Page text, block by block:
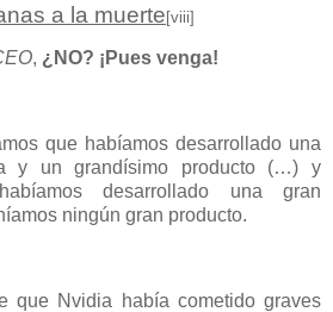
a la muerte[viii]
, ¿NO? ¡Pues venga!
que habíamos desarrollado una
y un grandísimo producto (…) y
desarrollado una gran
ningún gran producto.
que Nvidia había cometido graves